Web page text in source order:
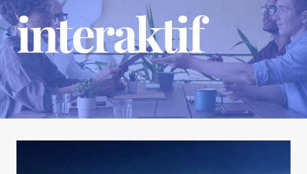
interaktif